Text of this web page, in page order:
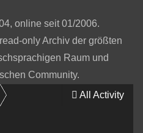
online seit 01/2006.
only Archiv der größten
Raum und
Community.
All Activity